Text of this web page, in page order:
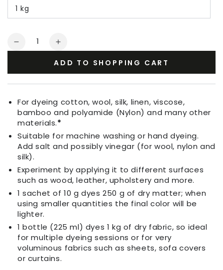
1 kg
Quantity
Decrease
Cyclamen
Pink
Increase
for
Cyclamen
Pink
ADD TO SHOPPING CART
For dyeing cotton, wool, silk, linen, viscose,
bamboo and polyamide (Nylon) and many other
materials.*
Suitable for machine washing or hand dyeing.
Add salt and possibly vinegar (for wool, nylon and
silk).
Experiment by applying it to different surfaces
such as wood, leather, upholstery and more.
1 sachet of 10 g dyes 250 g of dry matter; when
using smaller quantities the final color will be
lighter.
1 bottle (225 ml) dyes 1 kg of dry fabric, so ideal
for multiple dyeing sessions or for very
voluminous fabrics such as sheets, sofa covers
or curtains.